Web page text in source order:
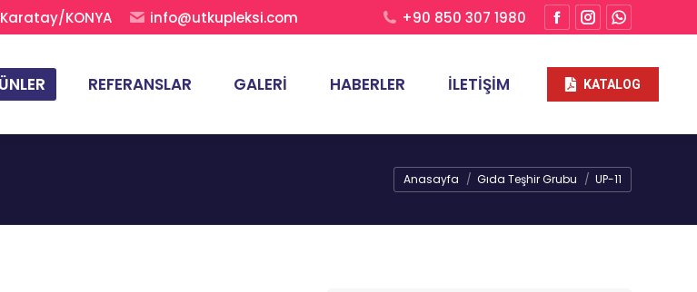
KONYA info@utkupleksi.com +90 850 307 1980
REFERANSLAR GALERI HABERLER İLETIŞIM KATALOG
Buradasınız:
Anasayfa Gıda Teşhir Grubu UP-11